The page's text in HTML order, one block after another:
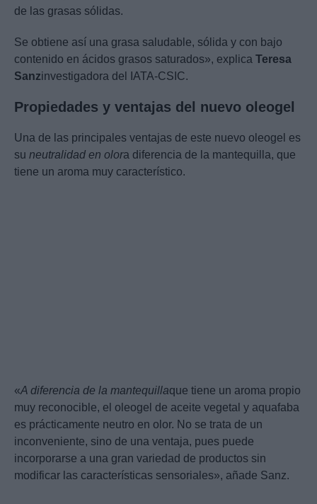
de las grasas sólidas.
Se obtiene así una grasa saludable, sólida y con bajo
contenido en ácidos grasos saturados», explica Teresa
Sanzinvestigadora del IATA-CSIC.
Propiedades y ventajas del nuevo oleogel
Una de las principales ventajas de este nuevo oleogel es
su neutralidad en olora diferencia de la mantequilla, que
tiene un aroma muy característico.
«A diferencia de la mantequillaque tiene un aroma propio
muy reconocible, el oleogel de aceite vegetal y aquafaba
es prácticamente neutro en olor. No se trata de un
inconveniente, sino de una ventaja, pues puede
incorporarse a una gran variedad de productos sin
modificar las características sensoriales», añade Sanz.